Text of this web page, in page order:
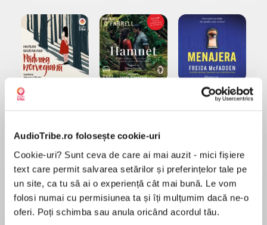
AudioTribe.ro folosește cookie-uri
Cookie-uri? Sunt ceva de care ai mai auzit - mici fișiere
text care permit salvarea setărilor și preferințelor tale pe
un site, ca tu să ai o experiență cât mai bună. Le vom
folosi numai cu permisiunea ta și îți mulțumim dacă ne-o
oferi. Poți schimba sau anula oricând acordul tău.
Pădurea norvegiană
Elita de Argint (Elita
de...
Dani Francis
Diavolul se îmbracă de
la...
Lauren Weisberger
Menajera
Freida McFadden
Migdală
Sohn Won-pyung